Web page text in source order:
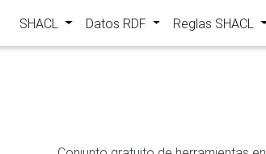
SHACL Datos RDF Reglas SHACL